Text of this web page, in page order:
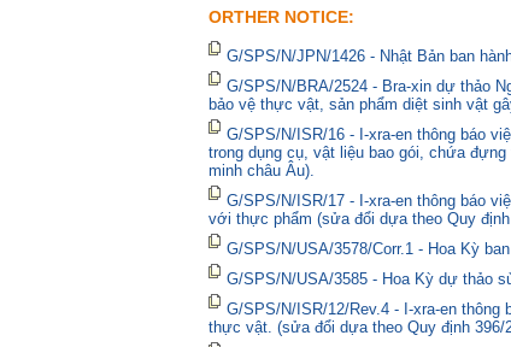
ORTHER NOTICE:
G/SPS/N/JPN/1426 - Nhật Bản ban
G/SPS/N/BRA/2524 - Bra-xin dự thảo
bảo vệ thực vật, sản phẩm diệt sinh vật
G/SPS/N/ISR/16 - I-xra-en thông báo
trong dụng cụ, vật liệu bao gói, chứa
minh châu Âu).
G/SPS/N/ISR/17 - I-xra-en thông báo
với thực phẩm (sửa đổi dựa theo Quy
G/SPS/N/USA/3578/Corr.1 - Hoa Kỳ
G/SPS/N/USA/3585 - Hoa Kỳ dự thảo
G/SPS/N/ISR/12/Rev.4 - I-xra-en
thực vật. (sửa đổi dựa theo Quy định 396/